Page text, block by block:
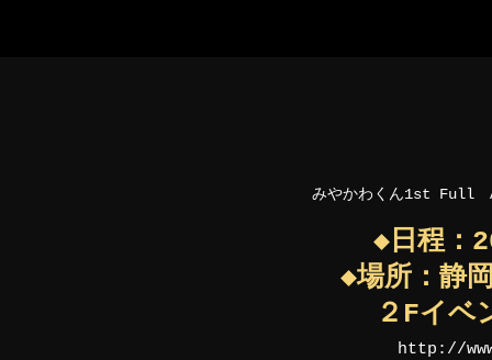
みやかわくん1st Full
◆日程：
◆場所：静
２Fイベ
http://